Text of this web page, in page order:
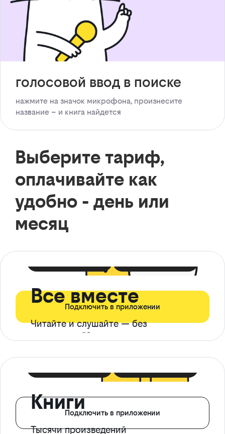
голосовой ввод в поиске
нажмите на значок микрофона, произнесите
название – и книга найдется
Выберите тариф,
оплачивайте как
удобно - день или
месяц
Все вместе
Читайте и слушайте — без
ограничений*
Подключить в приложении
Книги
Тысячи произведений
Подключить в приложении